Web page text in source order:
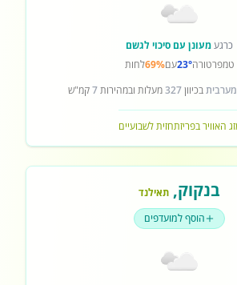
כרגעמעונן עם סיכוי לגשם
טמפרטורה23°עם69%לחות
מערביתבכיוון327מעלות ובמהירות7קמ"ש
האוויר בפריזתחזית לשבועיים
בנקוק, תאילנד
הוסף למועדפים